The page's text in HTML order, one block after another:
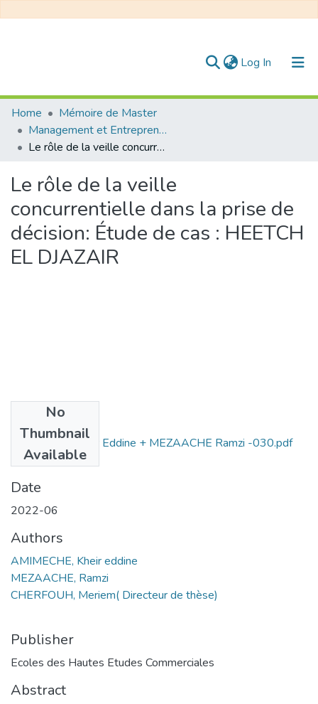
Log In (current)
Communities & Collections
All of DSpace
Home
Mémoire de Master
Management et Entrepreneuriat
Le rôle de la veille concurrentielle dans la prise de décision: Étude de cas : HEETCH EL DJAZAIR
Le rôle de la veille
concurrentielle dans la prise de
décision: Étude de cas : HEETCH
EL DJAZAIR
No
Thumbnail
Available
AMIMECHE Kheir Eddine + MEZAACHE Ramzi -030.pdf
(2.82 MB)
Date
2022-06
Authors
AMIMECHE, Kheir eddine
MEZAACHE, Ramzi
CHERFOUH, Meriem( Directeur de thèse)
Publisher
Ecoles des Hautes Etudes Commerciales
Abstract